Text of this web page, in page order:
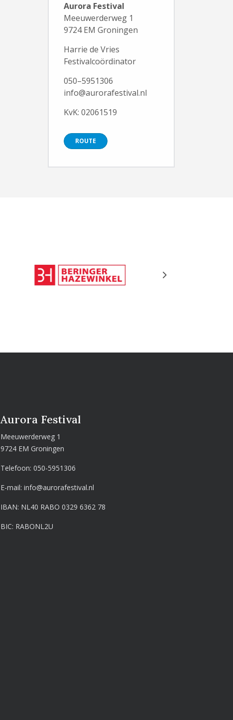
Aurora Festival
Meeuwerderweg 1
9724 EM Groningen
Harrie de Vries
Festivalcoördinator
050–5951306
info@aurorafestival.nl
KvK: 02061519
ROUTE
Next
Aurora Festival
Meeuwerderweg 1
9724 EM Groningen
Telefoon:050-5951306
E-mail:info@aurorafestival.nl
IBAN: NL40 RABO 0329 6362 78
BIC: RABONL2U